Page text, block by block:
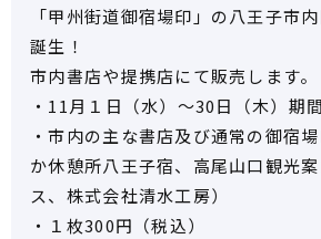
「甲州街道御宿場印」の八王子市
誕生！
市内書店や提携店にて販売します。
・11月１日（水）～30日（木）期
・市内の主な書店及び通常の御宿
か休憩所八王子宿、高尾山口観光
ス、株式会社清水工房）
・１枚300円（税込）